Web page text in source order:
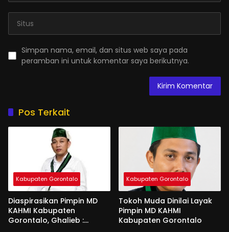
Simpan nama, email, dan situs web saya pada
peramban ini untuk komentar saya berikutnya.
Pos Terkait
Kabupaten Gorontalo
Diaspirasikan Pimpin MD
KAHMI Kabupaten
Gorontalo, Ghalieb :
Kabupaten Gorontalo
Tokoh Muda Dinilai Layak
Pimpin MD KAHMI
Kabupaten Gorontalo